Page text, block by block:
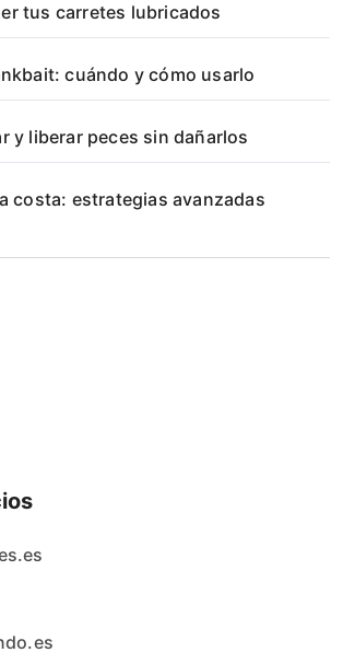
tus carretes lubricados
cuándo y cómo usarlo
y liberar peces sin dañarlos
costa: estrategias avanzadas